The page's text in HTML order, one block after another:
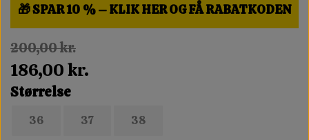
🎁 SPAR 10 % – KLIK HER OG FÅ RABATKODEN
200,00 kr.
186,00 kr.
Størrelse
36 37 38